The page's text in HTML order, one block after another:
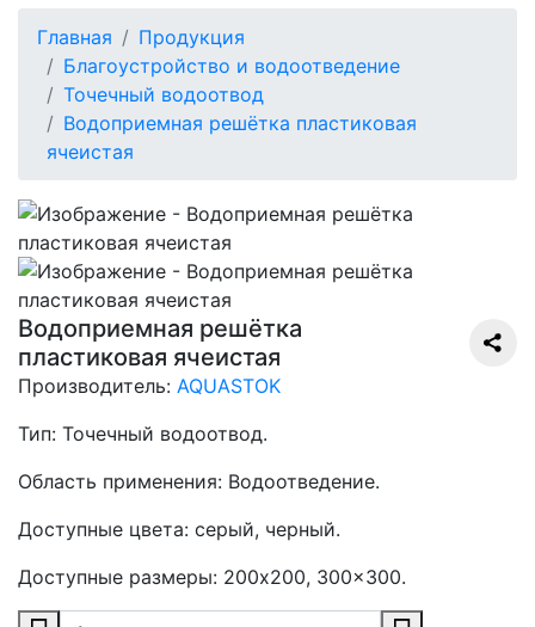
Главная
Продукция
Благоустройство и водоотведение
Точечный водоотвод
Водоприемная решётка пластиковая
ячеистая
Водоприемная решётка
пластиковая ячеистая
Производитель: AQUASTOK
Тип: Точечный водоотвод.
Область применения: Водоотведение.
Доступные цвета: серый, черный.
Доступные размеры: 200x200, 300x300.